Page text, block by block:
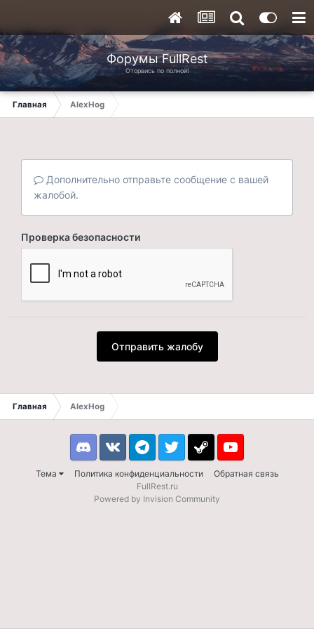
Форумы FullRest
Оторвись по полной!
Главная AlexHog
Дополнительно отправьте сообщение с вашей
жалобой.
Проверка безопасности
Отправить жалобу
Главная AlexHog
Тема Политика конфиденциальности Обратная связь
DiscordVK TelegramTwitter Steam Youtube
FullRest.ru
Powered by Invision Community